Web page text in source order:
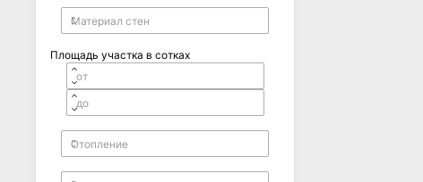
Площадь участка в сотках